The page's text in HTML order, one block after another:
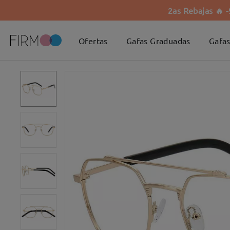
2as Rebajas 🔥
Ofertas Gafas Graduadas